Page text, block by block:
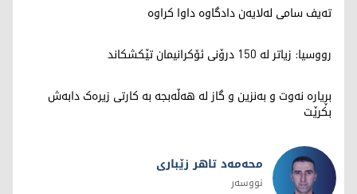
تەیف سامی لەلایەن دادگاوە داوا کراوە
رووسیا: زیاتر لە 150 درۆنی ئۆکرانیمان تێکشکاند
بڕیارە نەوت و بەنزین و گاز لە هەڵەبجە بە کارتی زیرەک دابەش
بکرێت
محەمەد تاهر زێبارى
نووسەر